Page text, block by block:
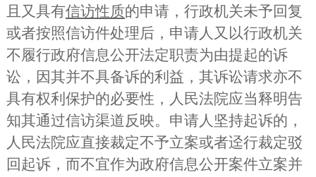
且又具有信访性质的申请，行政机关未予回复
或者按照信访件处理后，申请人又以行政机关
不履行政府信息公开法定职责为由提起的诉
讼，因其并不具备诉的利益，其诉讼请求亦不
具有权利保护的必要性，人民法院应当释明告
知其通过信访渠道反映。申请人坚持起诉的，
人民法院应直接裁定不予立案或者迳行裁定驳
回起诉，而不宜作为政府信息公开案件立案并